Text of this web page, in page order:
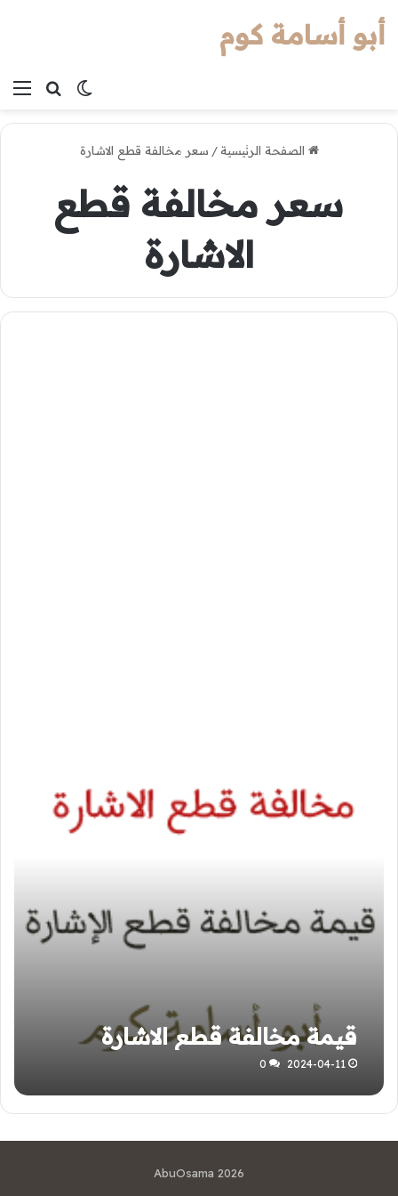
بحثالوضع
أبو أسامة كوم
الصفحة الرئيسية / سعر مخالفة قطع الاشارة
سعر مخالفة قطع
الاشارة
قيمة مخالفة قطع الاشارة
2024-04-11
0
AbuOsama 2026